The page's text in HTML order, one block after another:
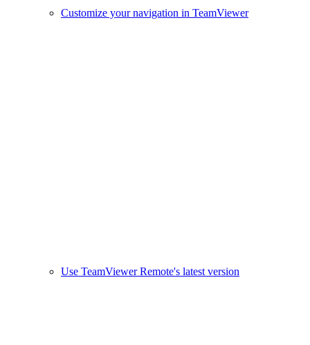
Customize your navigation in TeamViewer
Use TeamViewer Remote's latest version